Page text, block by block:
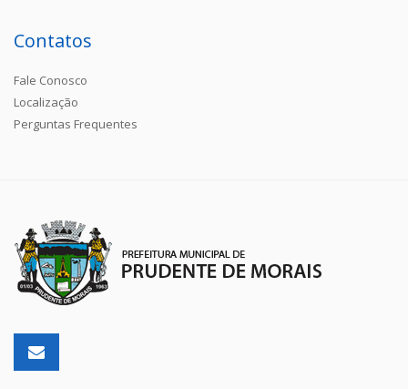
Contatos
Fale Conosco
Localização
Perguntas Frequentes